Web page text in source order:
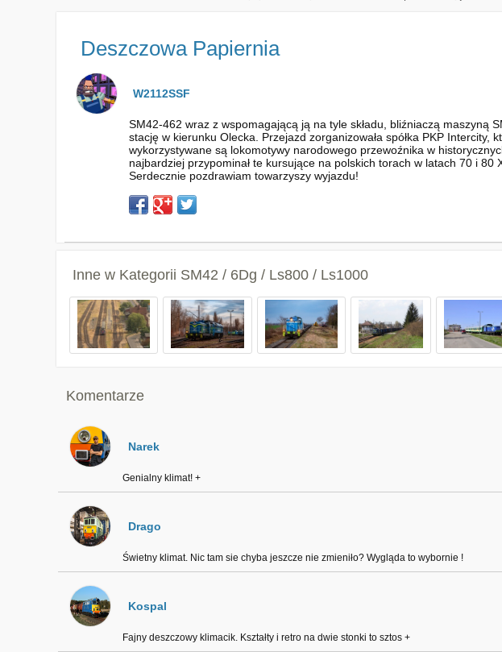
Deszczowa Papiernia
W2112SSF
SM42-462 wraz z wspomagającą ją na tyle składu, bliźniaczą maszyną
stację w kierunku Olecka. Przejazd zorganizowała spółka PKP
wykorzystywane są lokomotywy narodowego przewoźnika w
najbardziej przypominał te kursujące na polskich torach w latach 70 i 80
Serdecznie pozdrawiam towarzyszy wyjazdu!
Inne w Kategorii SM42 / 6Dg / Ls800 / Ls1000
Komentarze
Narek
Genialny klimat! +
Drago
Świetny klimat. Nic tam sie chyba jeszcze nie zmieniło? Wygląda to wybornie !
Kospal
Fajny deszczowy klimacik. Kształty i retro na dwie stonki to sztos +